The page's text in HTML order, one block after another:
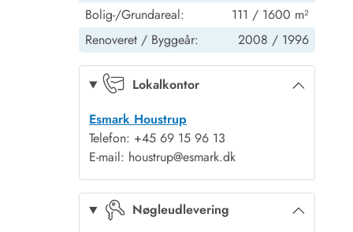
Bolig-/Grundareal:
111 / 1600 m²
Renoveret / Byggeår: 2008 / 1996
Lokalkontor
Esmark Houstrup
Telefon: +45 69 15 96 13
E-mail: houstrup@esmark.dk
Nøgleudlevering